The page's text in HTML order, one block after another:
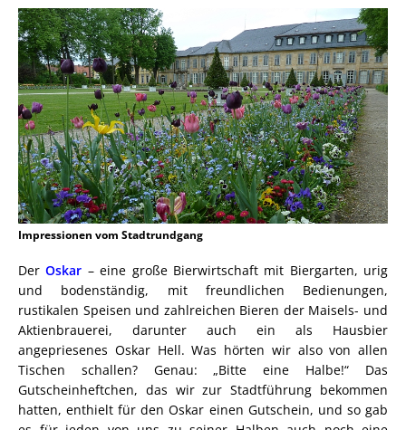
Impressionen vom Stadtrundgang
DerOskar – eine große Bierwirtschaft mit Biergarten, urig
und bodenständig, mit freundlichen Bedienungen,
rustikalen Speisen und zahlreichen Bieren der Maisels- und
Aktienbrauerei, darunter auch ein als Hausbier
angepriesenes Oskar Hell. Was hörten wir also von allen
Tischen schallen? Genau: „Bitte eine Halbe!“ Das
Gutscheinheftchen, das wir zur Stadtführung bekommen
hatten, enthielt für den Oskar einen Gutschein, und so gab